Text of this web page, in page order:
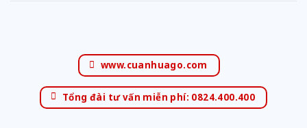
www.cuanhuago.com
Tổng đài tư vấn miễn phí: 0824.400.400